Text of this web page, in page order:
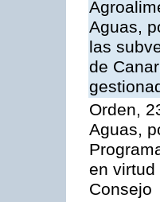
Aguas,
las
de
Orden,
Aguas,
en virtud
Consejo